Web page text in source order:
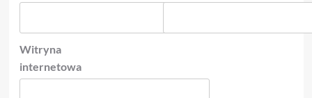
Witryna
internetowa